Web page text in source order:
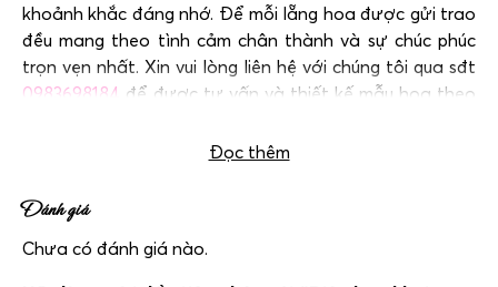
khoảnh khắc đáng nhớ. Để mỗi lẵng hoa được gửi trao
đều mang theo tình cảm chân thành và sự chúc phúc
trọn vẹn nhất. Xin vui lòng liên hệ với chúng tôi qua sđt
0983698184 để được tư vấn và thiết kế mẫu hoa theo
Đọc thêm
Đánh giá
Chưa có đánh giá nào.